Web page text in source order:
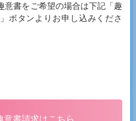
意書をご希望の場合は下記「趣
ボタンよりお申し込みくださ
意書請求はこちら